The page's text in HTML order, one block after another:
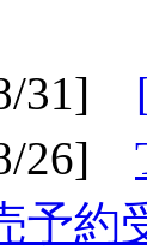
31]
26]
予約